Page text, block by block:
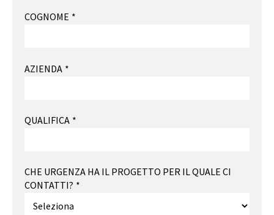
COGNOME *
AZIENDA *
QUALIFICA *
CHE URGENZA HA IL PROGETTO PER IL QUALE CI
CONTATTI? *